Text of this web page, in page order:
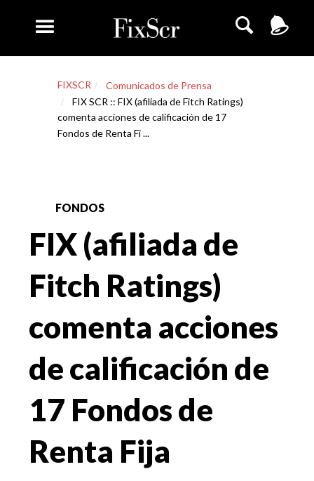
FIXSCR
Comunicados de Prensa
FIX SCR :: FIX (afiliada de Fitch Ratings)
comenta acciones de calificación de 17
Fondos de Renta Fi ...
FONDOS
FIX (afiliada de
Fitch Ratings)
comenta acciones
de calificación de
17 Fondos de
Renta Fija